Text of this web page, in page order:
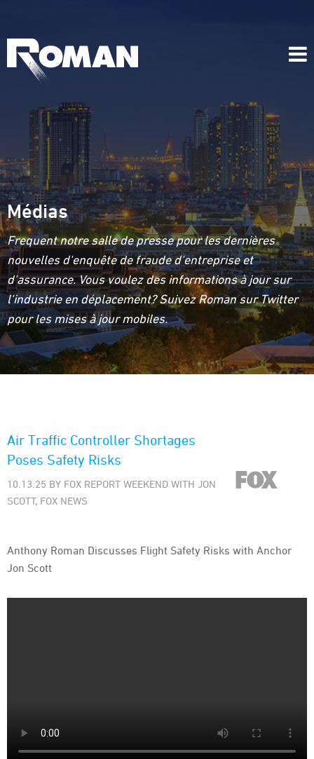
Médias
Frequent notre salle de presse pour les dernières
nouvelles d'enquête de fraude d'entreprise et
d'assurance. Vous voulez des informations à jour sur
l'industrie en déplacement? Suivez Roman sur Twitter
pour les mises à jour mobiles.
Air Traffic Controller Shortages
Poses Safety Risks
10.13.25 BY FOX REPORT WEEKEND WITH JON
SCOTT, FOX NEWS
Anthony Roman Discusses Flight Safety Risks with Anchor
Jon Scott